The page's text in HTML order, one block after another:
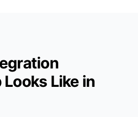
Like in